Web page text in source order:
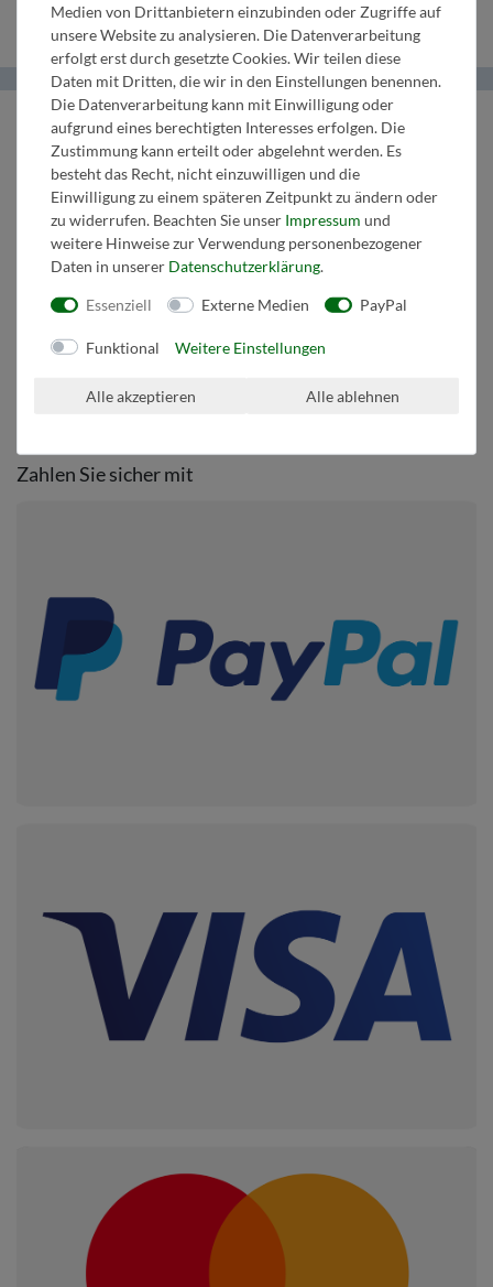
Helma Musikverlag
Wir bringen Musik ins Leben.
+43 664 1947 8 32
Mail:music@helmamusic.com
Kontaktieren Sie uns
Kaufvertrag widerrufen
Über den Button gelangen Sie zum Formular. Der Widerruf ist formfrei und
Zahlen Sie sicher mit
Medien von Drittanbietern einzubinden oder Zugriffe auf
unsere Website zu analysieren. Die Datenverarbeitung
erfolgt erst durch gesetzte Cookies. Wir teilen diese
Daten mit Dritten, die wir in den Einstellungen benennen.
Die Datenverarbeitung kann mit Einwilligung oder
aufgrund eines berechtigten Interesses erfolgen. Die
Zustimmung kann erteilt oder abgelehnt werden. Es
besteht das Recht, nicht einzuwilligen und die
Einwilligung zu einem späteren Zeitpunkt zu ändern oder
zu widerrufen. Beachten Sie unser Impressum und
weitere Hinweise zur Verwendung personenbezogener
Daten in unserer Daten­schutz­erklärung.
Essenziell Externe Medien PayPal
Funktional Weitere Einstellungen
Alle akzeptieren Alle ablehnen